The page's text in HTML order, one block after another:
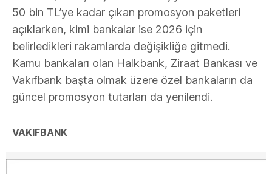
50 bin TL’ye kadar çıkan promosyon paketleri
açıklarken, kimi bankalar ise 2026 için
belirledikleri rakamlarda değişikliğe gitmedi.
Kamu bankaları olan Halkbank, Ziraat Bankası ve
Vakıfbank başta olmak üzere özel bankaların da
güncel promosyon tutarları da yenilendi.
VAKIFBANK